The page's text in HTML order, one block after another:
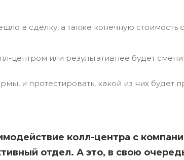
в сделку, а также конечную стоимость
центром или результативнее будет
и протестировать, какой из них будет
колл-центра с
отдел. А это, в свою